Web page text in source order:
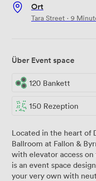
Ort
Tara Street · 9
Über Event space
120 Bankett
150 Rezeption
Located in the heart of
Ballroom at Fallon &
with elevator access on the
is an event space
your very own with